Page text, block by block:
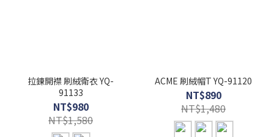
拉鍊開襟 刷絨衛衣 YQ-
91133
NT$980
NT$1,580
ACME 刷絨帽T YQ-91120
NT$890
NT$1,480